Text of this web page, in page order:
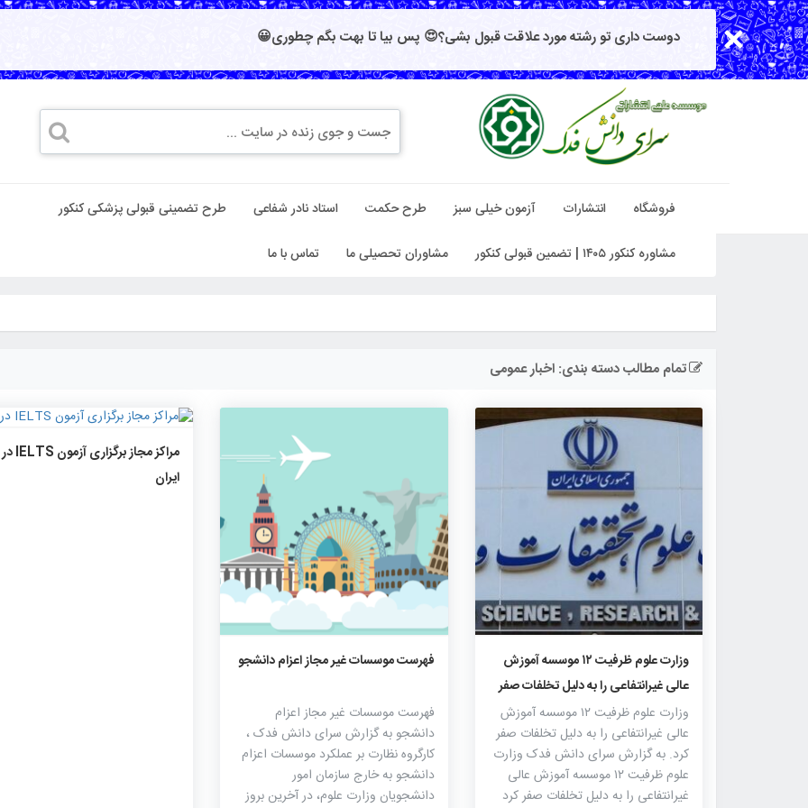
دوست داری تو رشته مورد علاقت قبول بشی؟😍 پس بیا تا بهت بگم چطوری😀
فروشگاه انتشارات آزمون خیلی سبز طرح حکمت استاد نادر شفاعی طرح تضمینی قبولی پزشکی کنکور
مشاوره کنکور ۱۴۰۵ | تضمین قبولی کنکور مشاوران تحصیلی ما تماس با ما
تمام مطالب دسته بندی: اخبار عمومی
وزارت علوم ظرفیت ۱۲ موسسه آموزش
عالی غیرانتفاعی را به دلیل تخلفات صفر
کرد
وزارت علوم ظرفیت ۱۲ موسسه آموزش
عالی غیرانتفاعی را به دلیل تخلفات صفر
کرد. به گزارش سرای دانش فدک وزارت
علوم ظرفیت ۱۲ موسسه آموزش عالی
غیرانتفاعی را به دلیل تخلفات صفر کرد
فهرست موسسات غیر مجاز اعزام دانشجو
فهرست موسسات غیر مجاز اعزام
دانشجو به گزارش سرای دانش فدک ،
کارگروه نظارت بر عملکرد موسسات اعزام
دانشجو به خارج سازمان امور
دانشجویان وزارت علوم، در آخرین بروز
مراکز مجاز برگزاری آزمون IELTS در
ایران